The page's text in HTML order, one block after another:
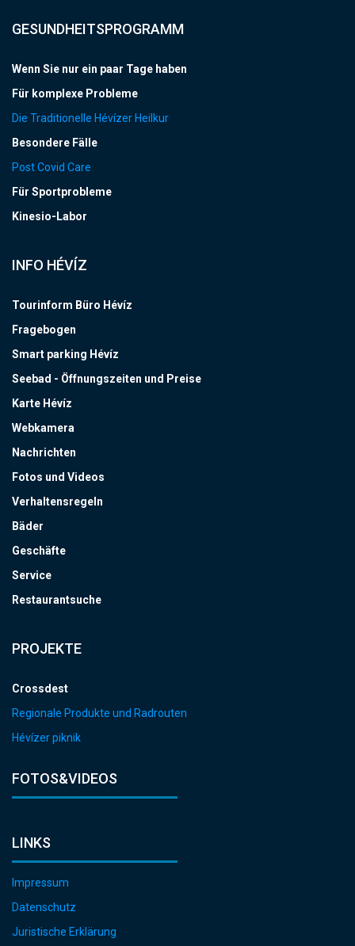
GESUNDHEITSPROGRAMM
Wenn Sie nur ein paar Tage haben
Für komplexe Probleme
Die Traditionelle Hévízer Heilkur
Besondere Fälle
Post Covid Care
Für Sportprobleme
Kinesio-Labor
INFO HÉVÍZ
Tourinform Büro Hévíz
Fragebogen
Smart parking Hévíz
Seebad - Öffnungszeiten und Preise
Karte Hévíz
Webkamera
Nachrichten
Fotos und Videos
Verhaltensregeln
Bäder
Geschäfte
Service
Restaurantsuche
PROJEKTE
Crossdest
Regionale Produkte und Radrouten
Hévízer piknik
FOTOS&VIDEOS
LINKS
Impressum
Datenschutz
Juristische Erklärung